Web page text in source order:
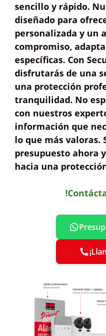
sencillo y rápido.
diseñado para
personalizada y un
compromiso,
específicas. Con
disfrutarás de una
una protección
tranquilidad. No
con nuestros
información que
lo que más valoras.
presupuesto ahora
hacia una